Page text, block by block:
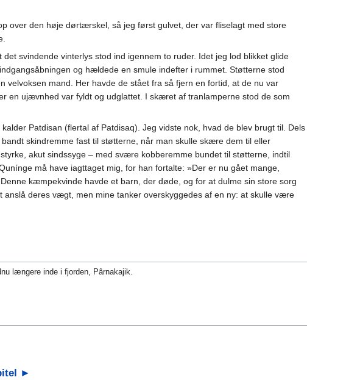
over den høje dørtærskel, så jeg først gulvet, der var fliselagt med store
svindende vinterlys stod ind igennem to ruder. Idet jeg lod blikket glide
og hældede en smule indefter i rummet. Støtterne stod
mand. Her havde de stået fra så fjern en fortid, at de nu var
en ujævnhed var fyldt og udglattet. I skæret af tranlamperne stod de som
Patdisan (flertal af Patdisaq). Jeg vidste nok, hvad de blev brugt til. Dels
skindremme fast til støtterne, når man skulle skære dem til eller
akut sindssyge – med svære kobberemme bundet til støtterne, indtil
må have iagttaget mig, for han fortalte: »Der er nu gået mange,
kæmpekvinde havde et barn, der døde, og for at dulme sin store sorg
deres vægt, men mine tanker overskyggedes af en ny: at skulle være
længere inde i fjorden, Pârnakajik.
►